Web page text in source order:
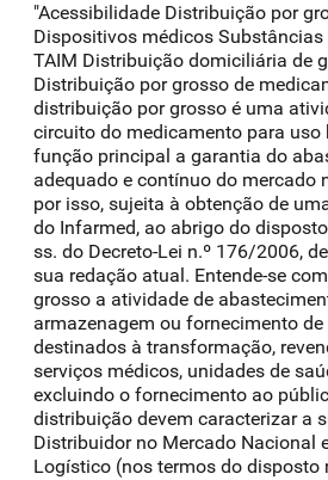
"Acessibilidade Distribuição por
Dispositivos médicos
TAIM Distribuição domiciliária de
Distribuição por grosso de
distribuição por grosso é uma
circuito do medicamento para
função principal a garantia do
adequado e contínuo do mercado
por isso, sujeita à obtenção de
do Infarmed, ao abrigo do
ss. do Decreto-Lei n.º 176/2006,
sua redação atual. Entende-se
grosso a atividade de
armazenagem ou fornecimento
destinados à transformação,
serviços médicos, unidades de
excluindo o fornecimento ao
distribuição devem caracterizar a
Distribuidor no Mercado Nacional
Logístico (nos termos do disposto